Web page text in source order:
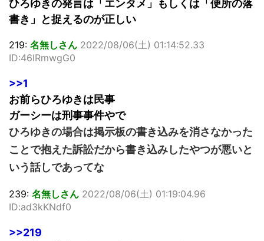
ひろゆきの発言は「エンタメ」もしくは「便所の落
書き」と捉えるのが正しい
219: 名無しさん 2022/08/06(土) 01:14:52.33
ID:46IRmwgG0
>>1
お前らひろゆきは民事
ガーシーは刑事事件やで
ひろゆきの場合は掲示板の書き込みを消さなかった
ことで抱えた訴訟だから書き込みしたやつが悪いと
いう話しであってな
239: 名無しさん 2022/08/06(土) 01:19:04.96
ID:ad3kKNdf0
>>219